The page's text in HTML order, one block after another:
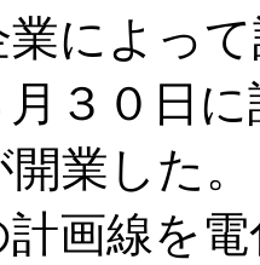
によっ
月３０日
業した。
画線を